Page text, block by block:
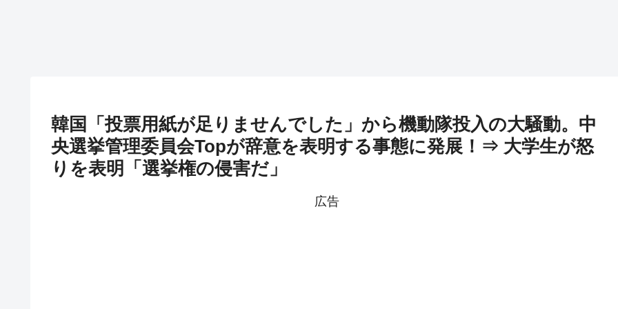
韓国「投票用紙が足りませんでした」から機動隊投入の大騒動。中
央選挙管理委員会Topが辞意を表明する事態に発展！⇒ 大学生が怒
りを表明「選挙権の侵害だ」
広告